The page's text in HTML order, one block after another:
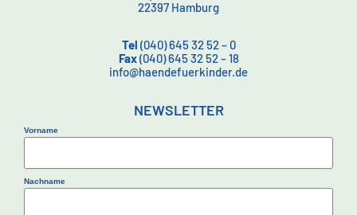
22397 Hamburg
Tel (040) 645 32 52 – 0
Fax(040) 645 32 52 – 18
info@haendefuerkinder.de
NEWSLETTER
Vorname
Nachname